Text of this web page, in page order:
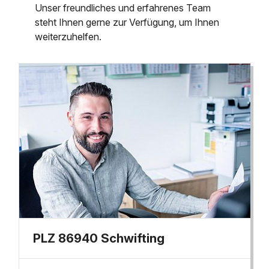
Unser freundliches und erfahrenes Team
steht Ihnen gerne zur Verfügung, um Ihnen
weiterzuhelfen.
PLZ 86940 Schwifting